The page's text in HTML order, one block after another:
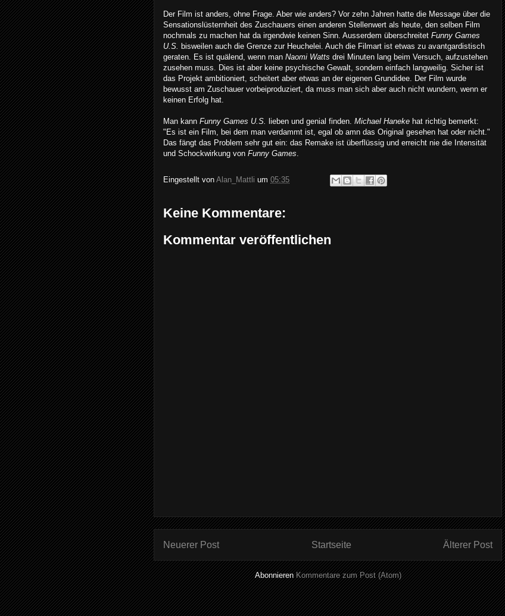
Der Film ist anders, ohne Frage. Aber wie anders? Vor zehn Jahren hatte die Message über die
Sensationslüsternheit des Zuschauers einen anderen Stellenwert als heute, den selben Film
nochmals zu machen hat da irgendwie keinen Sinn. Ausserdem überschreitet Funny Games
U.S.
bisweilen auch die Grenze zur Heuchelei. Auch die Filmart ist etwas zu avantgardistisch
geraten. Es ist quälend, wenn man Naomi Watts drei Minuten lang beim Versuch, aufzustehen
zusehen muss. Dies ist aber keine psychische Gewalt, sondern einfach langweilig. Sicher ist
das Projekt ambitioniert, scheitert aber etwas an der eigenen Grundidee. Der Film wurde
bewusst am Zuschauer vorbeiproduziert, da muss man sich aber auch nicht wundern, wenn er
keinen Erfolg hat.
Man kann Funny Games U.S. lieben und genial finden. Michael Haneke hat richtig bemerkt:
"Es ist ein Film, bei dem man verdammt ist, egal ob amn das Original gesehen hat oder nicht."
Das fängt das Problem sehr gut ein: das Remake ist überflüssig und erreicht nie die Intensität
und Schockwirkung von Funny Games
Eingestellt von Alan_Mattli um 05:35
Keine Kommentare:
Kommentar veröffentlichen
Neuerer Post Älterer Post
Startseite
AbonnierenKommentare zum Post (Atom)